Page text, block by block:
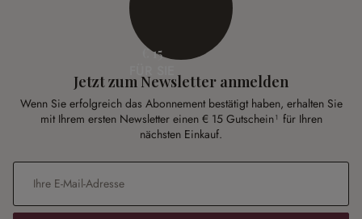
€ 15
Jetzt zum Newsletter anmelden
Wenn Sie erfolgreich das Abonnement bestätigt haben, erhalten Sie
mit Ihrem ersten Newsletter einen € 15 Gutschein¹ für Ihren
nächsten Einkauf.
E-Mail-Adresse